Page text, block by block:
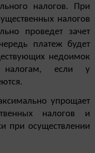
налогов. При
налогов
проведет зачет
платеж будет
недоимок
налогам, если у
упрощает
налогов и
при осуществлении